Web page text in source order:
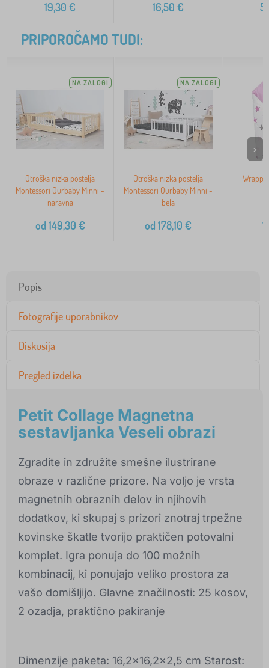
19,30 € 16,50 €
PRIPOROČAMO TUDI:
NA ZALOGI
Otroška nizka postelja
Montessori Ourbaby Minni -
naravna
od 149,30 €
NA ZALOGI
Otroška nizka postelja
Montessori Ourbaby Minni -
bela
od 178,10 €
>
Popis
Fotografije uporabnikov
Diskusija
Pregled izdelka
Petit Collage Magnetna
sestavljanka Veseli obrazi
Zgradite in združite smešne ilustrirane
obraze v različne prizore. Na voljo je vrsta
magnetnih obraznih delov in njihovih
dodatkov, ki skupaj s prizori znotraj trpežne
kovinske škatle tvorijo praktičen potovalni
komplet. Igra ponuja do 100 možnih
kombinacij, ki ponujajo veliko prostora za
vašo domišljijo. Glavne značilnosti: 25 kosov,
2 ozadja, praktično pakiranje
Dimenzije paketa: 16,2x16,2x2,5 cm Starost: